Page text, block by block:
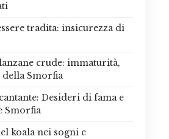
tradita: insicurezza di
crude: immaturità,
della Smorfia
Desideri di fama e
Smorfia
koala nei sogni e